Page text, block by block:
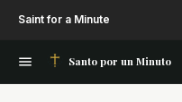
Saint for a Minute
Santo por un Minuto